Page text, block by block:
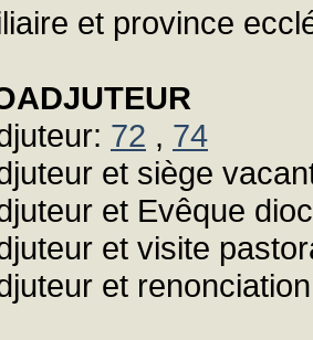
et province
72 , 74
et siège
et Evêque
et visite
et